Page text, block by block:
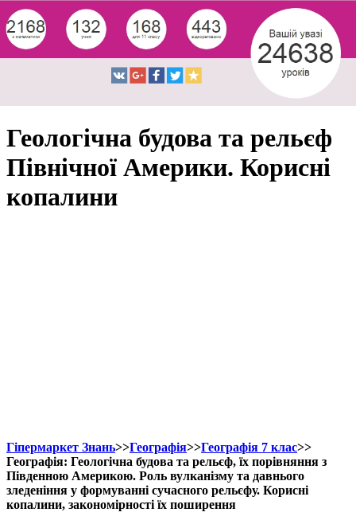
Геологічна будова та рельєф
Північної Америки. Корисні
копалини
Гіпермаркет Знань>>Географія>>Географія 7 клас>>
Географія: Геологічна будова та рельєф, їх порівняння з
Південною Америкою. Роль вулканізму та давнього
зледеніння у формуванні сучасного рельєфу. Корисні
копалини, закономірності їх поширення